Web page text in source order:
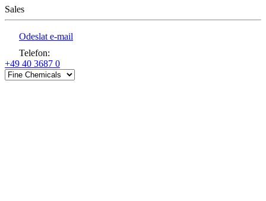
Sales
Odeslat e-mail
Telefon:
+49 40 3687 0